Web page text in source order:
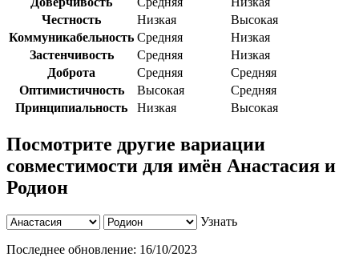
Честность
Низкая
Высокая
Коммуникабельность Средняя
Низкая
Застенчивость
Средняя
Низкая
Доброта
Средняя
Средняя
Оптимистичность
Высокая
Средняя
Принципиальность
Низкая Высокая
Посмотрите другие вариации
совместимости для имён Анастасия и
Родион
Узнать
Последнее обновление: 16/10/2023